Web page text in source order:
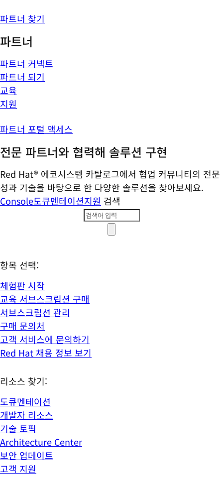
파트너 찾기
파트너
파트너 커넥트
파트너 되기
교육
지원
파트너 포털 액세스
전문 파트너와 협력해 솔루션 구현
Red Hat® 에코시스템 카탈로그에서 협업 커뮤니티의 전문
성과 기술을 바탕으로 한 다양한 솔루션을 찾아보세요.
Console도큐멘테이션지원 검색
항목 선택:
체험판 시작
교육 서브스크립션 구매
서브스크립션 관리
구매 문의처
고객 서비스에 문의하기
Red Hat 채용 정보 보기
리소스 찾기:
도큐멘테이션
개발자 리소스
기술 토픽
Architecture Center
보안 업데이트
고객 지원